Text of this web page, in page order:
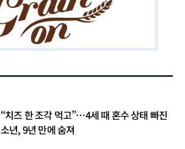
“치즈 한 조각 먹고”…4세 때 혼수 상태 빠진
소년, 9년 만에 숨져